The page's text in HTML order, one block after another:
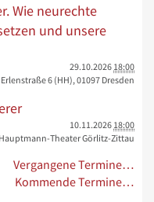
Wie neurechte
und unsere
29.10.2026 18:00
6 (HH), 01097 Dresden
10.11.2026 18:00
Theater Görlitz-Zittau
Vergangene Termine…
Kommende Termine…